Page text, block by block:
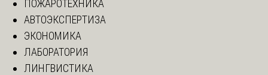
ПОЖАРОТЕХНИКА
АВТОЭКСПЕРТИЗА
ЭКОНОМИКА
ЛАБОРАТОРИЯ
ЛИНГВИСТИКА